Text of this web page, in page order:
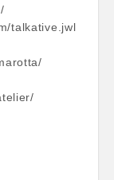
talkative.jwl